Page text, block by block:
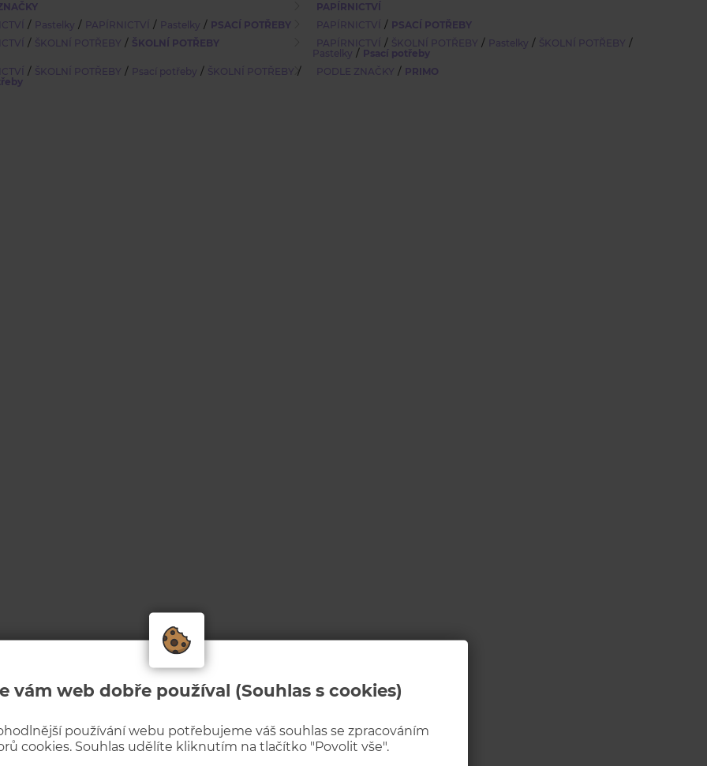
vám web dobře používal (Souhlas s cookies)
používání webu potřebujeme váš souhlas se zpracováním
cookies. Souhlas udělíte kliknutím na tlačítko "Povolit vše".
PAPÍRNICTVÍ
/ Pastelky / PAPÍRNICTVÍ / Pastelky / PSACÍ POTŘEBY PAPÍRNICTVÍ / PSACÍ POTŘEBY
/ ŠKOLNÍ POTŘEBY / ŠKOLNÍ POTŘEBY PAPÍRNICTVÍ / ŠKOLNÍ POTŘEBY / Pastelky / ŠKOLNÍ POTŘEBY /
Pastelky / Psací potřeby
/ ŠKOLNÍ POTŘEBY / Psací potřeby / ŠKOLNÍ POTŘEBY / PODLE ZNAČKY / PRIMO